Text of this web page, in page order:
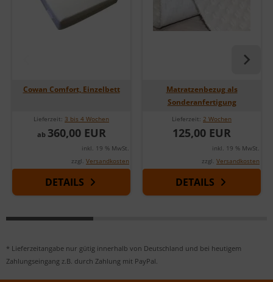
Cowan Comfort, Einzelbett
Lieferzeit: 3 bis 4 Wochen
ab 360,00 EUR
inkl. 19 % MwSt.
zzgl. Versandkosten
DETAILS
Matratzenbezug als
Sonderanfertigung
Lieferzeit: 2 Wochen
125,00 EUR
inkl. 19 % MwSt.
zzgl. Versandkosten
DETAILS
* Lieferzeitangabe nur gütig innerhalb von Deutschland und bei heutigem
Zahlungseingang z.B. durch Zahlung mit PayPal.